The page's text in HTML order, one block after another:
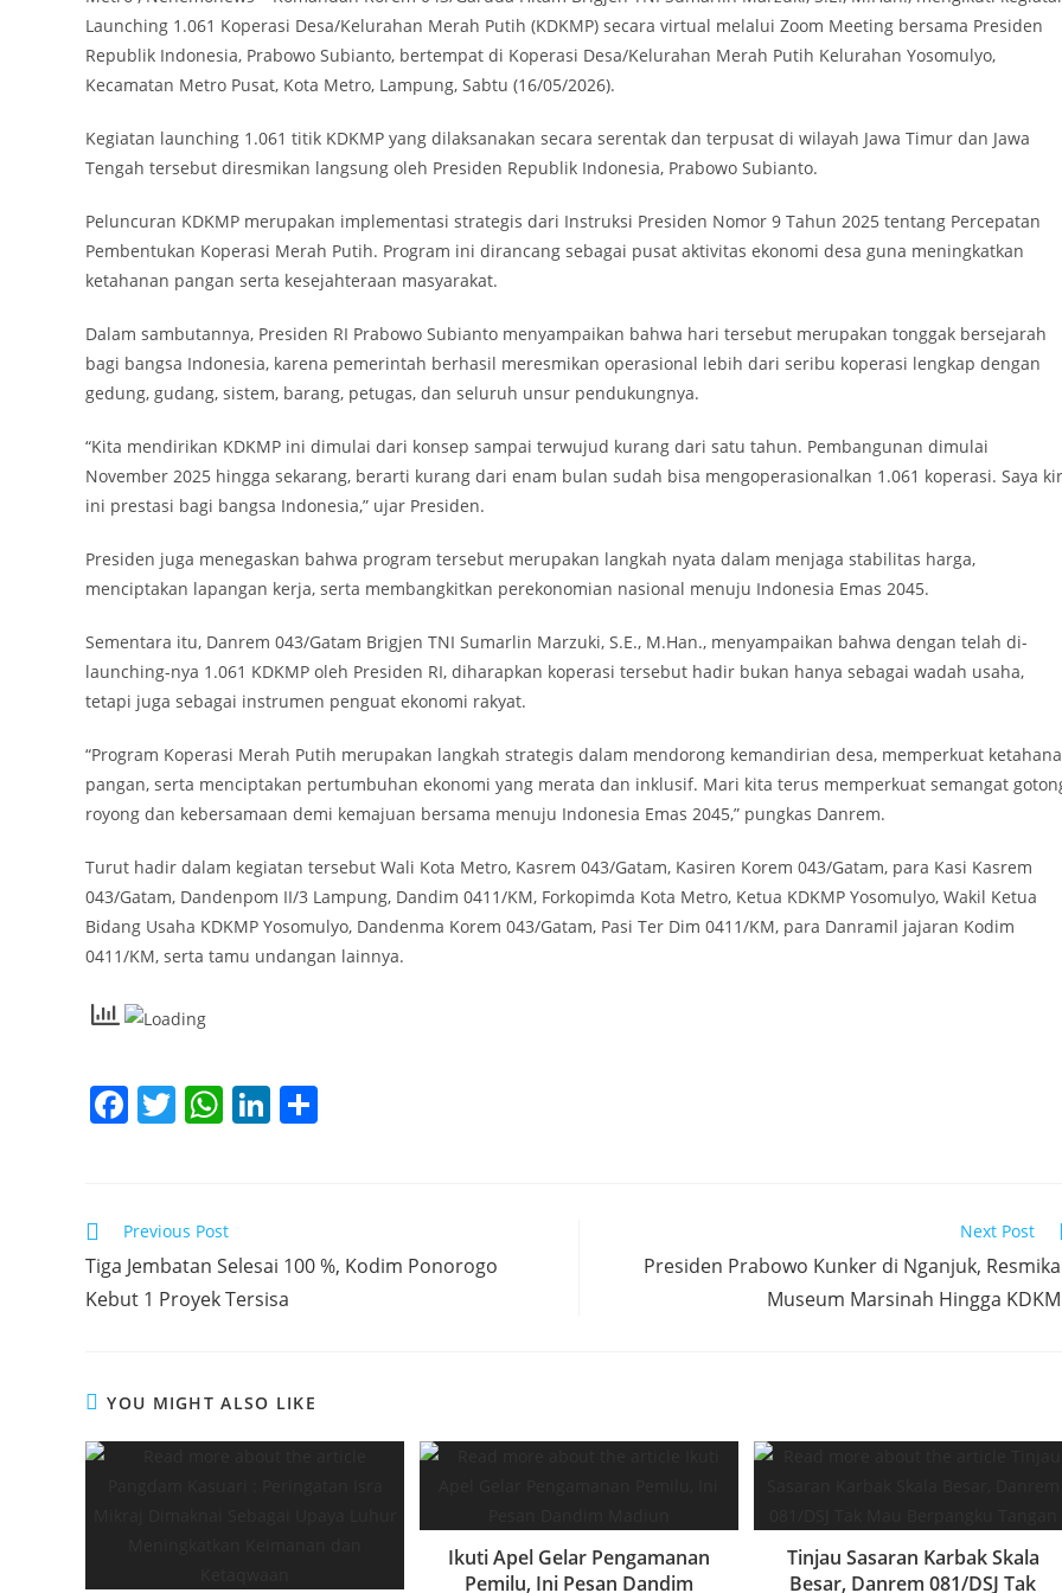
Launching 1.061 Koperasi Desa/Kelurahan Merah Putih (KDKMP) secara virtual melalui Zoom Meeting bersama Presiden
Republik Indonesia, Prabowo Subianto, bertempat di Koperasi Desa/Kelurahan Merah Putih Kelurahan Yosomulyo,
Kecamatan Metro Pusat, Kota Metro, Lampung, Sabtu (16/05/2026).
Kegiatan launching 1.061 titik KDKMP yang dilaksanakan secara serentak dan terpusat di wilayah Jawa Timur dan Jawa
Tengah tersebut diresmikan langsung oleh Presiden Republik Indonesia, Prabowo Subianto.
Peluncuran KDKMP merupakan implementasi strategis dari Instruksi Presiden Nomor 9 Tahun 2025 tentang Percepatan
Pembentukan Koperasi Merah Putih. Program ini dirancang sebagai pusat aktivitas ekonomi desa guna meningkatkan
ketahanan pangan serta kesejahteraan masyarakat.
Dalam sambutannya, Presiden RI Prabowo Subianto menyampaikan bahwa hari tersebut merupakan tonggak bersejarah
bagi bangsa Indonesia, karena pemerintah berhasil meresmikan operasional lebih dari seribu koperasi lengkap dengan
gedung, gudang, sistem, barang, petugas, dan seluruh unsur pendukungnya.
“Kita mendirikan KDKMP ini dimulai dari konsep sampai terwujud kurang dari satu tahun. Pembangunan dimulai
November 2025 hingga sekarang, berarti kurang dari enam bulan sudah bisa mengoperasionalkan 1.061 koperasi. Saya
ini prestasi bagi bangsa Indonesia,” ujar Presiden.
Presiden juga menegaskan bahwa program tersebut merupakan langkah nyata dalam menjaga stabilitas harga,
menciptakan lapangan kerja, serta membangkitkan perekonomian nasional menuju Indonesia Emas 2045.
Sementara itu, Danrem 043/Gatam Brigjen TNI Sumarlin Marzuki, S.E., M.Han., menyampaikan bahwa dengan telah di-
launching-nya 1.061 KDKMP oleh Presiden RI, diharapkan koperasi tersebut hadir bukan hanya sebagai wadah usaha,
tetapi juga sebagai instrumen penguat ekonomi rakyat.
“Program Koperasi Merah Putih merupakan langkah strategis dalam mendorong kemandirian desa, memperkuat
pangan, serta menciptakan pertumbuhan ekonomi yang merata dan inklusif. Mari kita terus memperkuat semangat
royong dan kebersamaan demi kemajuan bersama menuju Indonesia Emas 2045,” pungkas Danrem.
Turut hadir dalam kegiatan tersebut Wali Kota Metro, Kasrem 043/Gatam, Kasiren Korem 043/Gatam, para Kasi Kasrem
043/Gatam, Dandenpom II/3 Lampung, Dandim 0411/KM, Forkopimda Kota Metro, Ketua KDKMP Yosomulyo, Wakil Ketua
Bidang Usaha KDKMP Yosomulyo, Dandenma Korem 043/Gatam, Pasi Ter Dim 0411/KM, para Danramil jajaran Kodim
0411/KM, serta tamu undangan lainnya.
F
e
b
o
T
er
W
s
A
p
Li
dI
n
Read
articles
Previous Post
Tiga Jembatan Selesai 100 %, Kodim Ponorogo
Kebut 1 Proyek Tersisa
Next Post
Presiden Prabowo Kunker di Nganjuk,
Museum Marsinah Hingga
YOU MIGHT ALSO LIKE
Ikuti Apel Gelar Pengamanan
Pemilu, Ini Pesan Dandim
Tinjau Sasaran Karbak Skala
Besar, Danrem 081/DSJ Tak